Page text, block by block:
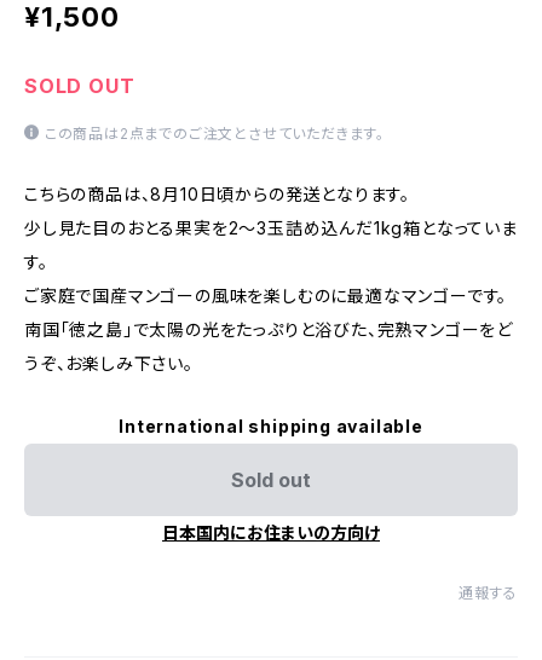
¥1,500
SOLD OUT
この商品は2点までのご注文とさせていただきます。
こちらの商品は、8月10日頃からの発送となります。
少し見た目のおとる果実を2〜3玉詰め込んだ1kg箱となっていま
す。
ご家庭で国産マンゴーの風味を楽しむのに最適なマンゴーです。
南国「徳之島」で太陽の光をたっぷりと浴びた、完熟マンゴーをど
うぞ、お楽しみ下さい。
International shipping available
Sold out
日本国内にお住まいの方向け
通報する